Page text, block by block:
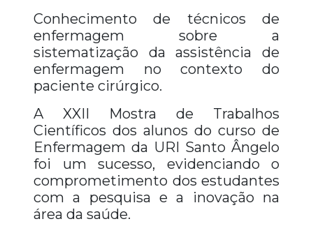
Conhecimento de técnicos de
enfermagem sobre a
sistematização da assistência de
enfermagem no contexto do
paciente cirúrgico.
A XXII Mostra de Trabalhos
Científicos dos alunos do curso de
Enfermagem da URI Santo Ângelo
foi um sucesso, evidenciando o
comprometimento dos estudantes
com a pesquisa e a inovação na
área da saúde.